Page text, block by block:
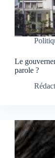
Le
parole ?